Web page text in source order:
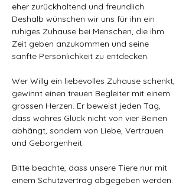
eher zurückhaltend und freundlich.
Deshalb wünschen wir uns für ihn ein
ruhiges Zuhause bei Menschen, die ihm
Zeit geben anzukommen und seine
sanfte Persönlichkeit zu entdecken.
Wer Willy ein liebevolles Zuhause schenkt,
gewinnt einen treuen Begleiter mit einem
grossen Herzen. Er beweist jeden Tag,
dass wahres Glück nicht von vier Beinen
abhängt, sondern von Liebe, Vertrauen
und Geborgenheit.
Bitte beachte, dass unsere Tiere nur mit
einem Schutzvertrag abgegeben werden.